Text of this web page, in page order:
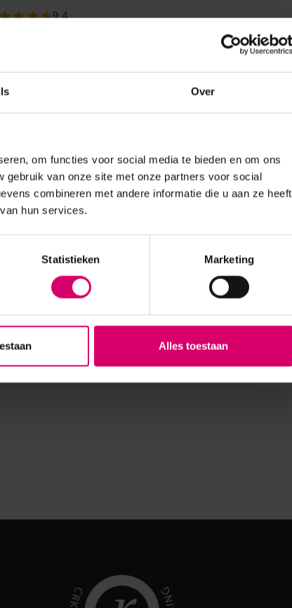
Over
om functies voor social media te bieden en om ons
gebruik van onze site met onze partners voor social
combineren met andere informatie die u aan ze heeft
hun services.
Statistieken Marketing
Alles toestaan